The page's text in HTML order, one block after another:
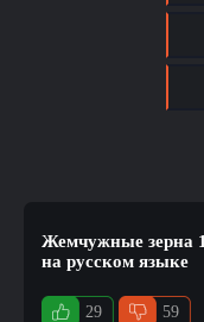
Жемчужные зерна
на русском языке
29 59